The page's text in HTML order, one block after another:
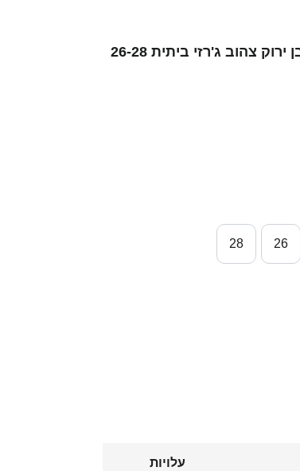
ילדים סנגל Babacar Ndiaye #12 לבן ירוק צהוב ג'רזי ביתית 26-28
26
28
עלויות